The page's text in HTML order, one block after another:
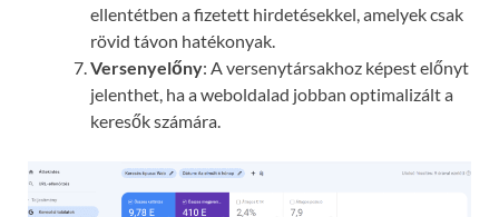
ellentétben a fizetett hirdetésekkel, amelyek csak
rövid távon hatékonyak.
Versenyelőny: A versenytársakhoz képest előnyt
jelenthet, ha a weboldalad jobban optimalizált a
keresők számára.